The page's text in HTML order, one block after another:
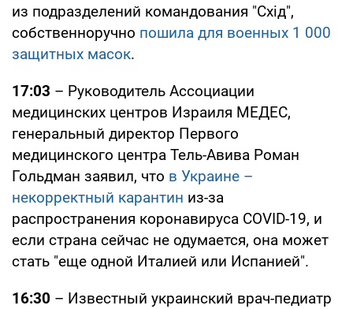
из подразделений командования "Cхід",
собственноручно пошила для военных 1 000
защитных масок.
17:03 – Руководитель Ассоциации
медицинских центров Израиля МЕДЕС,
генеральный директор Первого
медицинского центра Тель-Авива Роман
Гольдман заявил, что в Украине –
некорректный карантин из-за
распространения коронавируса COVID-19, и
если страна сейчас не одумается, она может
стать "еще одной Италией или Испанией".
16:30 – Известный украинский врач-педиатр